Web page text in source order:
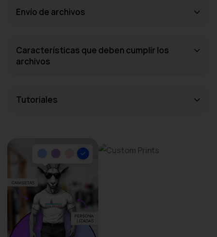
Envío de archivos
Características que deben cumplir los
archivos
Tutoriales